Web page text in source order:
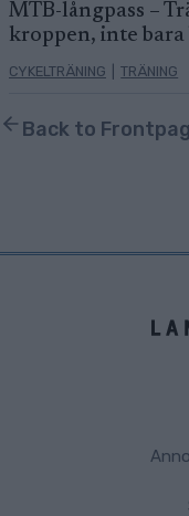
MTB-långpass –
kroppen, inte bara
CYKELTRÄNING TRÄNING
Back to